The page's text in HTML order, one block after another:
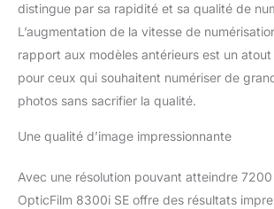
esposizione,
può fino a 3,91
graffi] 8300i c
integrato, con
iSRD SilverFast,
Questo può
molto tempo di
distingue par sa rapidité et sa qualité de
L’augmentation de la vitesse de
rapport aux modèles antérieurs est un
pour ceux qui souhaitent numériser de
photos sans sacrifier la qualité.
Une qualité d’image impressionnante
Avec une résolution pouvant atteindre
OpticFilm 8300i SE offre des résultats